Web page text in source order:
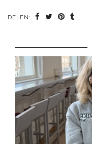
DELEN: